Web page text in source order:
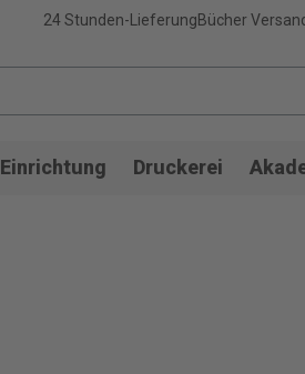
24 Stunden-LieferungBücher
Einrichtung Druckerei